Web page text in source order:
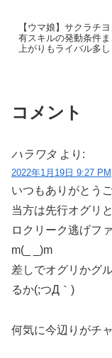
【ウマ娘】サクラチ
有スキルの発動条件
上がりもライバル多し
コメント
ハラワタ より:
2022年1月19日 9:27 PM
いつもありがとう
当方は先行オグリ
ロクリーク逃げフ
m(_ _)m
差しでオグリかグ
るか(;つД｀)
何気に今辺りがチ